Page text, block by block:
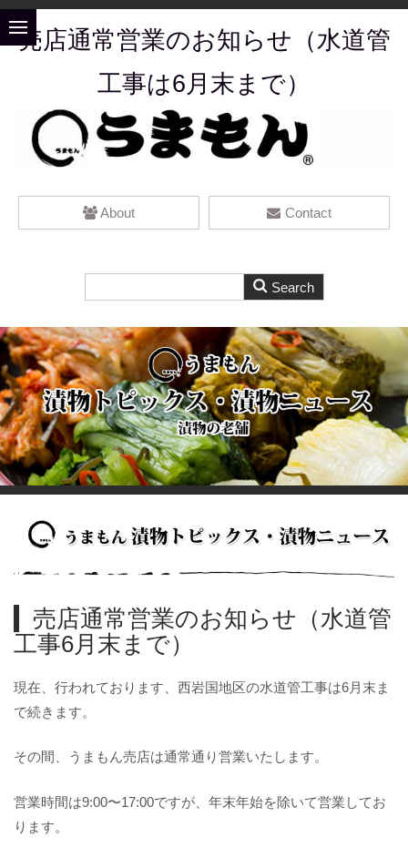
売店通常営業のお知らせ（水道管
工事は6月末まで）
About Contact
売店通常営業のお知らせ（水道管
工事6月末まで）
現在、行われております、西岩国地区の水道管工事は6月末ま
で続きます。
その間、うまもん売店は通常通り営業いたします。
営業時間は9:00〜17:00ですが、年末年始を除いて営業してお
ります。